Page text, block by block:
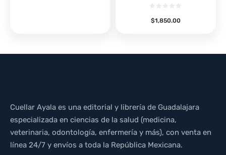
$1,850.00
Cuellar Ayala es una editorial y librería de Guadalajara
especializada en ciencias de la salud (medicina,
veterinaria, odontología, enfermería y más), con venta en
línea 24/7 y envíos a toda la República Mexicana.